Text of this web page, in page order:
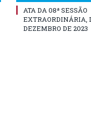
ATA DA 08ª SESSÃO
EXTRAORDINÁRIA,
DEZEMBRO DE 2023